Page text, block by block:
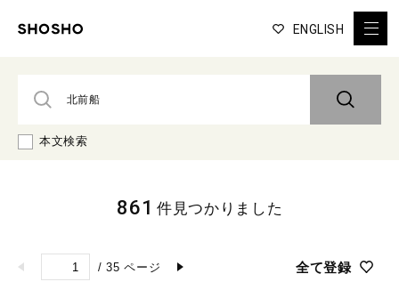
ENGLISH
本文検索
/ 35 ページ 全て登録
861 件見つかりました